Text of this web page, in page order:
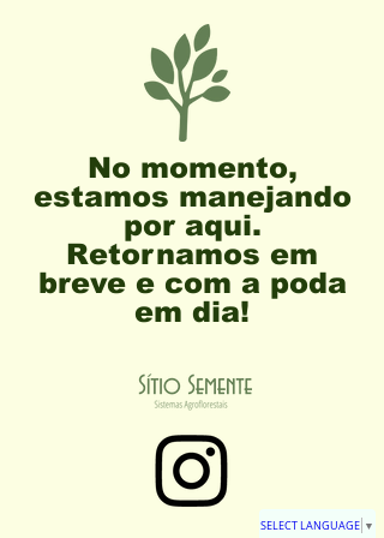
No momento,
estamos manejando
por aqui.
Retornamos em
breve e com a poda
em dia!
SELECT LANGUAGE ▼